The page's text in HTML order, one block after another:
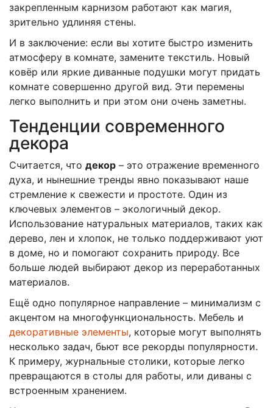
закрепленным карнизом работают как магия,
зрительно удлиняя стены.
И в заключение: если вы хотите быстро изменить
атмосферу в комнате, замените текстиль. Новый
ковёр или яркие диванные подушки могут придать
комнате совершенно другой вид. Эти перемены
легко выполнить и при этом они очень заметны.
Тенденции современного
декора
Считается, что декор – это отражение временного
духа, и нынешние тренды явно показывают наше
стремление к свежести и простоте. Один из
ключевых элементов – экологичный декор.
Использование натуральных материалов, таких как
дерево, лен и хлопок, не только поддерживают уют
в доме, но и помогают сохранить природу. Все
больше людей выбирают декор из переработанных
материалов.
Ещё одно популярное направление – минимализм с
акцентом на многофункциональность. Мебель и
декоративные элементы, которые могут выполнять
несколько задач, бьют все рекорды популярности.
К примеру, журнальные столики, которые легко
превращаются в столы для работы, или диваны с
встроенным хранением.